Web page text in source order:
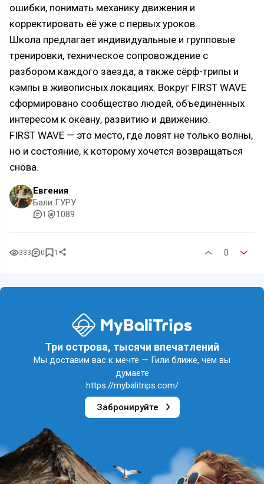
ошибки, понимать механику движения и
корректировать её уже с первых уроков.
Школа предлагает индивидуальные и групповые
тренировки, техническое сопровождение с
разбором каждого заезда, а также сёрф-трипы и
кэмпы в живописных локациях. Вокруг FIRST WAVE
сформировано сообщество людей, объединённых
интересом к океану, развитию и движению.
FIRST WAVE — это место, где ловят не только волны,
но и состояние, к которому хочется возвращаться
снова.
Евгения
Бали ГУРУ
1 1089
333 0 1 0
Три острова, тысячи впечатлений
Мы доставим вас к мечте — Гили ближе, чем вы
думаете
https://mybalitrips.com/
Забронируйте